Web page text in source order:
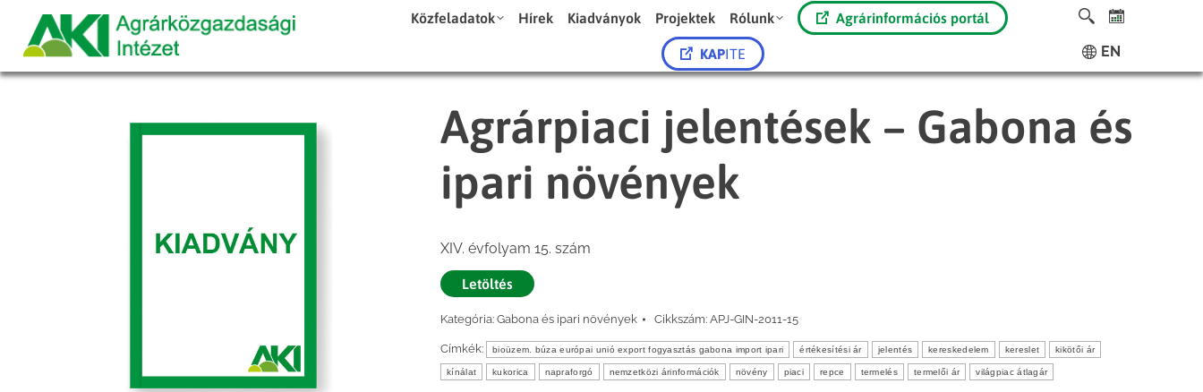
Közfeladatok Hírek Kiadványok Projektek Rólunk Agrárinformációs portál
KAPITE EN
Agrárpiaci jelentések – Gabona és
ipari növények
XIV. évfolyam 15. szám
Letöltés
Kategória: Gabona és ipari növények Cikkszám: APJ-GIN-2011-15
Címkék: bioüzem. búza európai unió export fogyasztás gabona import ipari értékesítési ár jelentés kereskedelem kereslet kikötői ár
kínálat kukorica napraforgó nemzetközi árinformációk növény piaci repce termelés termelői ár világpiac átlagár